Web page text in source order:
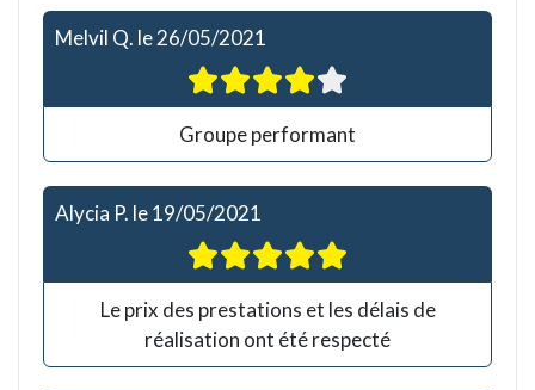
Melvil Q. le26/05/2021
Groupe performant
Alycia P. le19/05/2021
Le prix des prestations et les délais de
réalisation ont été respecté